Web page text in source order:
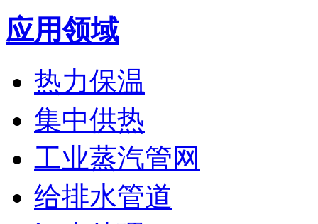
应用领域
热力保温
集中供热
工业蒸汽管网
给排水管道